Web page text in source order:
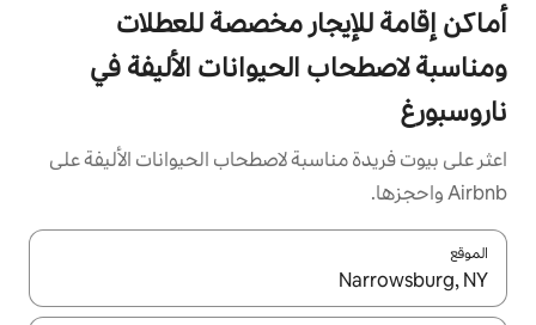
مخصصة للعطلات
الأليفة في
لاصطحاب الحيوانات الأليفة على
باستخدام السهمين لأعلى ولأسفل أو استكشف عن طريق اللمس أو السحب.